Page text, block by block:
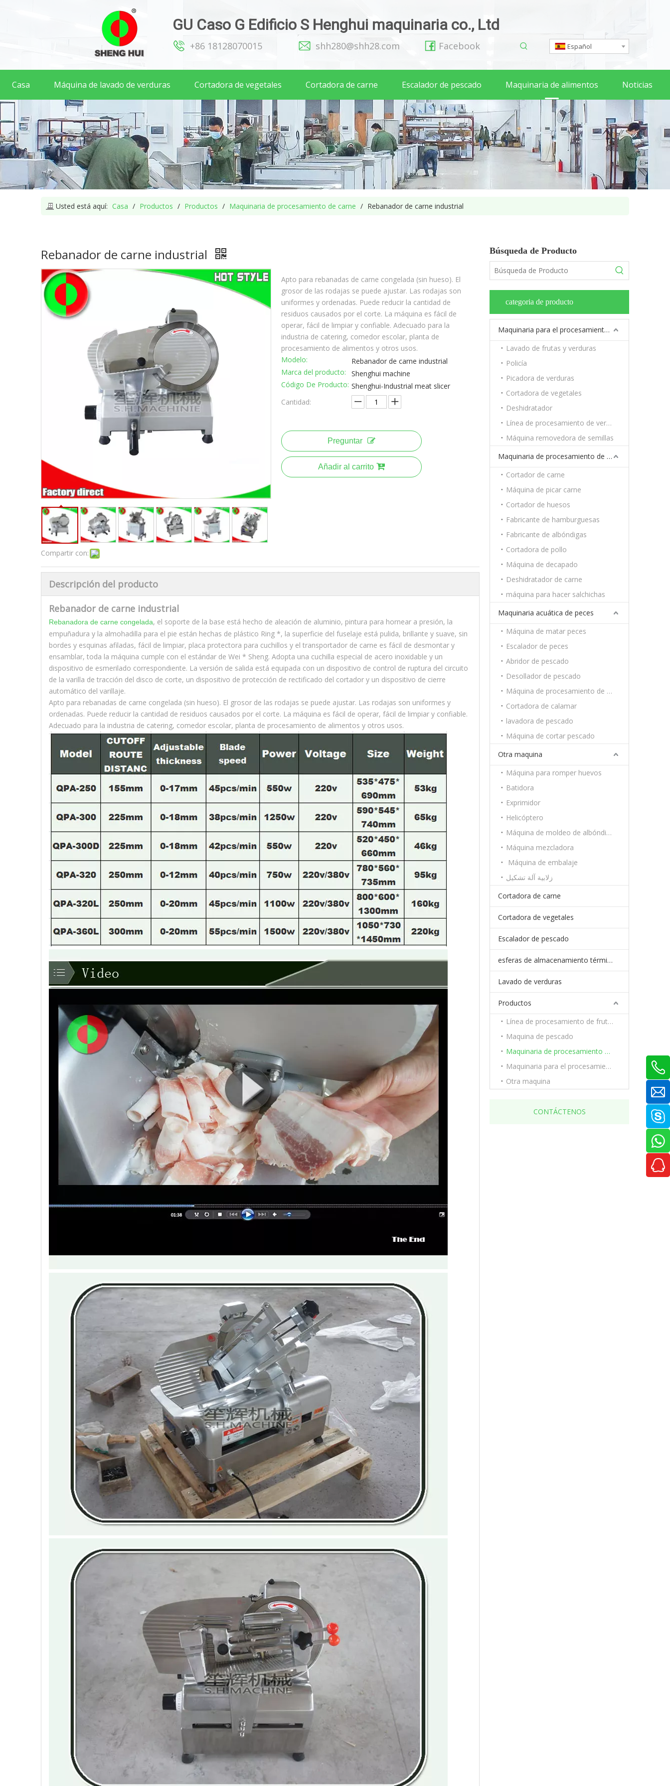
GU Caso G Edificio S Henghui maquinaria co., Ltd
+86 18128070015 shh280@shh28.com Facebook Español
Casa Máquina de lavado de verduras Cortadora de vegetales Cortadora de carne Escalador de pescado Maquinaria de alimentos Noticias
Usted está aquí: Casa / Productos / Productos / Maquinaria de procesamiento de carne / Rebanador de carne industrial
Rebanador de carne industrial
Compartir con:
Apto para rebanadas de carne congelada (sin hueso). El
grosor de las rodajas se puede ajustar. Las rodajas son
uniformes y ordenadas. Puede reducir la cantidad de
residuos causados ​​por el corte. La máquina es fácil de
operar, fácil de limpiar y confiable. Adecuado para la
industria de catering, comedor escolar, planta de
procesamiento de alimentos y otros usos.
Modelo:
Rebanador de carne industrial
Marca del producto:
Shenghui machine
Código De Producto: Shenghui-Industrial meat slicer
Cantidad:
Preguntar
Añadir al carrito
Descripción del producto
Rebanador de carne industrial
Rebanadora de carne congelada, el soporte de la base está hecho de aleación de aluminio, pintura para hornear a presión, la
empuñadura y la almohadilla para el pie están hechas de plástico Ring *, la superficie del fuselaje está pulida, brillante y suave, sin
bordes y esquinas afiladas, fácil de limpiar, placa protectora para cuchillos y el transportador de carne es fácil de desmontar y
ensamblar, toda la máquina cumple con el estándar de Wei * Sheng. Adopta una cuchilla especial de acero inoxidable y un
dispositivo de esmerilado correspondiente. La versión de salida está equipada con un dispositivo de control de ruptura del circuito
de la varilla de tracción del disco de corte, un dispositivo de protección de rectificado del cortador y un dispositivo de cierre
automático del varillaje.
Apto para rebanadas de carne congelada (sin hueso). El grosor de las rodajas se puede ajustar. Las rodajas son uniformes y
ordenadas. Puede reducir la cantidad de residuos causados ​​por el corte. La máquina es fácil de operar, fácil de limpiar y confiable.
Adecuado para la industria de catering, comedor escolar, planta de procesamiento de alimentos y otros usos.
Búsqueda de Producto
categoria de producto
Maquinaria para el procesamiento de frutas y verduras.
Lavado de frutas y verduras
Policía
Picadora de verduras
Cortadora de vegetales
Deshidratador
Línea de procesamiento de verduras y frutas.
Máquina removedora de semillas
Maquinaria de procesamiento de carne
Cortador de carne
Máquina de picar carne
Cortador de huesos
Fabricante de hamburguesas
Fabricante de albóndigas
Cortadora de pollo
Máquina de decapado
Deshidratador de carne
máquina para hacer salchichas
Maquinaria acuática de peces
Máquina de matar peces
Escalador de peces
Abridor de pescado
Desollador de pescado
Máquina de procesamiento de camarón
Cortadora de calamar
lavadora de pescado
Máquina de cortar pescado
Otra maquina
Máquina para romper huevos
Batidora
Exprimidor
Helicóptero
Máquina de moldeo de albóndigas
Máquina mezcladora
Máquina de embalaje
زلابية آلة تشكيل
Cortadora de carne
Cortadora de vegetales
Escalador de pescado
esferas de almacenamiento térmico de cambio de fase
Lavado de verduras
Productos
Línea de procesamiento de frutas y verduras.
Maquina de pescado
Maquinaria de procesamiento de carne
Maquinaria para el procesamiento de frutas y verduras.
Otra maquina
CONTÁCTENOS